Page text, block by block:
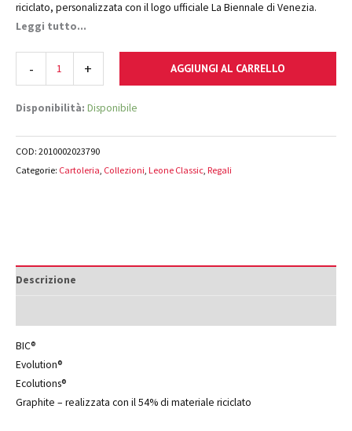
riciclato, personalizzata con il logo ufficiale La Biennale di Venezia.
100% riciclabile.
Leggi tutto...
Disponibilità: Disponibile
- + AGGIUNGI AL CARRELLO
COD: 2010002023790
Categorie: Cartoleria Collezioni Leone Classic Regali
Descrizione
BIC®
Evolution®
Ecolutions®
Graphite – realizzata con il 54% di materiale riciclato